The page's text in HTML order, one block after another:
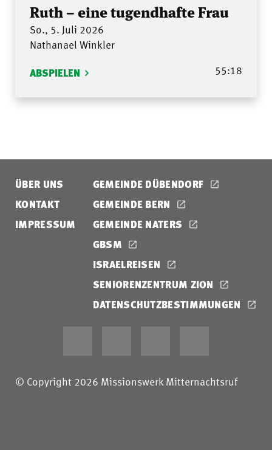
Ruth – eine tugendhafte Frau
So., 5. Juli 2026
Nathanael Winkler
ABSPIELEN 55:18
ÜBER UNS
KONTAKT
IMPRESSUM
GEMEINDE DÜBENDORF
GEMEINDE BERN
GEMEINDE NATERS
GBSM
ISRAELREISEN
SENIORENZENTRUM ZION
DATENSCHUTZBESTIMMUNGEN
© Copyright 2026 Missionswerk Mitternachtsruf